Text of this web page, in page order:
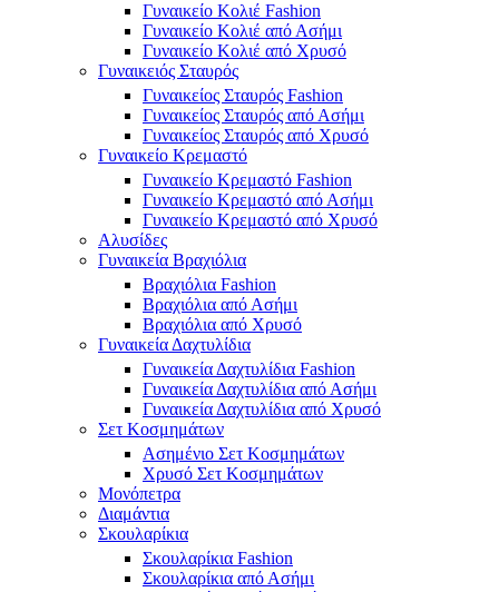
Γυναικείο Κολιέ Fashion
Γυναικείο Κολιέ από Ασήμι
Γυναικείο Κολιέ από Χρυσό
Γυναικειός Σταυρός
Γυναικείος Σταυρός Fashion
Γυναικείος Σταυρός από Ασήμι
Γυναικείος Σταυρός από Χρυσό
Γυναικείο Κρεμαστό
Γυναικείο Κρεμαστό Fashion
Γυναικείο Κρεμαστό από Ασήμι
Γυναικείο Κρεμαστό από Χρυσό
Αλυσίδες
Γυναικεία Βραχιόλια
Βραχιόλια Fashion
Βραχιόλια από Ασήμι
Βραχιόλια από Χρυσό
Γυναικεία Δαχτυλίδια
Γυναικεία Δαχτυλίδια Fashion
Γυναικεία Δαχτυλίδια από Ασήμι
Γυναικεία Δαχτυλίδια από Χρυσό
Σετ Κοσμημάτων
Ασημένιο Σετ Κοσμημάτων
Χρυσό Σετ Κοσμημάτων
Μονόπετρα
Διαμάντια
Σκουλαρίκια
Σκουλαρίκια Fashion
Σκουλαρίκια από Ασήμι